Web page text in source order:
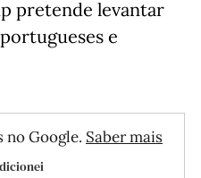
pretende levantar
e
Google. Saber mais